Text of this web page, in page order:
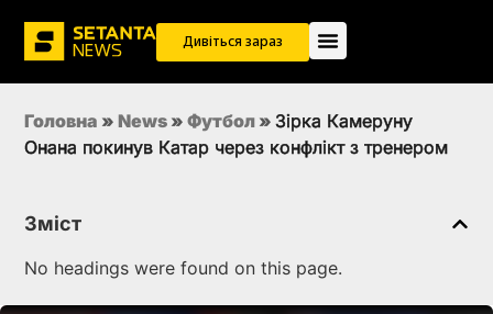
Дивіться зараз
Головна » News » Футбол » Зірка Камеруну
Онана покинув Катар через конфлікт з тренером
Зміст
No headings were found on this page.